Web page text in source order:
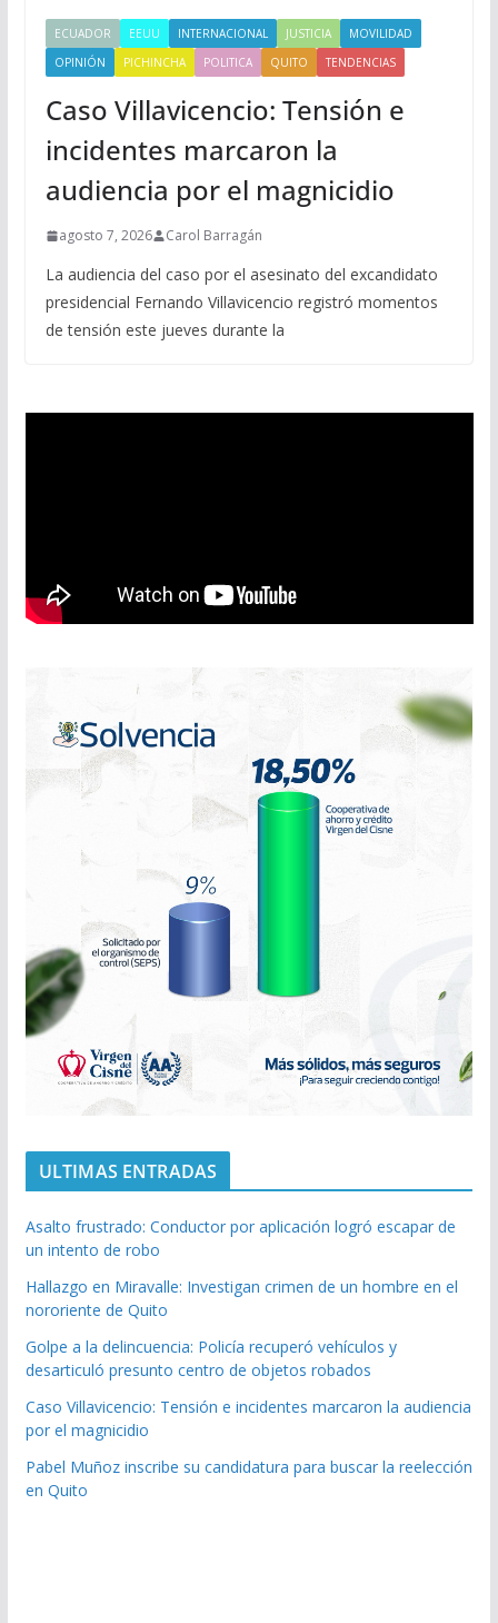
ECUADOR EEUU INTERNACIONAL JUSTICIA
MOVILIDAD
OPINIÓN
PICHINCHA POLITICA QUITO TENDENCIAS
Caso Villavicencio: Tensión e
incidentes marcaron la
audiencia por el magnicidio
agosto 7, 2026 Carol Barragán
La audiencia del caso por el asesinato del excandidato
presidencial Fernando Villavicencio registró momentos
de tensión este jueves durante la
ULTIMAS ENTRADAS
Asalto frustrado: Conductor por aplicación logró escapar de
un intento de robo
Hallazgo en Miravalle: Investigan crimen de un hombre en el
nororiente de Quito
Golpe a la delincuencia: Policía recuperó vehículos y
desarticuló presunto centro de objetos robados
Caso Villavicencio: Tensión e incidentes marcaron la audiencia
por el magnicidio
Pabel Muñoz inscribe su candidatura para buscar la reelección
en Quito